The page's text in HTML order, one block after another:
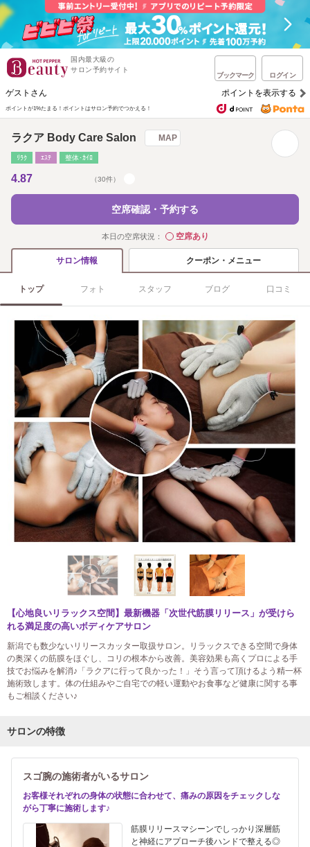
国内最大級の
サロン予約サイト
ブックマーク ログイン
ゲストさん ポイントを表示する
ポイントが1%たまる！ ポイントはサロン予約でつかえる！
ラクア Body Care Salon MAP
ﾘﾗｸ ｴｽﾃ 整体･ｶｲﾛ
4.87 （30件）
空席確認・予約する
本日の空席状況： ◯空席あり
サロン情報 クーポン・メニュー
トップ フォト スタッフ ブログ 口コミ
【心地良いリラックス空間】最新機器「次世代筋膜リリース」が受けら
れる満足度の高いボディケアサロン
新潟でも数少ないリリースカッター取扱サロン。リラックスできる空間で身体
の奥深くの筋膜をほぐし、コリの根本から改善。美容効果も高くプロによる手
技でお悩みを解消♪「ラクアに行って良かった！」そう言って頂けるよう精一杯
施術致します。体の仕組みやご自宅での軽い運動やお食事など健康に関する事
もご相談ください♪
サロンの特徴
スゴ腕の施術者がいるサロン
お客様それぞれの身体の状態に合わせて、痛みの原因をチェックしな
がら丁寧に施術します♪
筋膜リリースマシーンでしっかり深層筋
と神経にアプローチ後ハンドで整える◎